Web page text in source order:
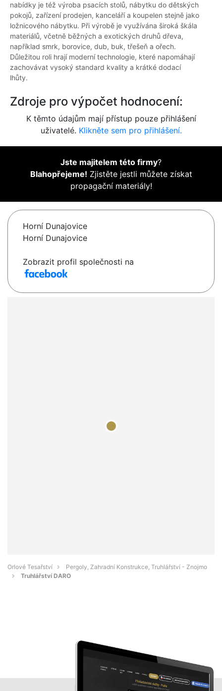
nabídky je též výroba psacích stolů, nábytku do dětských
pokojů, zařízení prodejen, kanceláří a koupelen stejně jako
ložnicového nábytku. Při výrobě je využívána široká škála
materiálů, včetně běžných a exotických druhů dřeva,
například smrk, borovice, dub, buk, třešeň a ořech.
Důležitou roli hrají moderní technologie, které napomáhají
zachovávat vysoký standard kvality a krátké dodací
lhůty.
Zdroje pro výpočet hodnocení:
K těmto údajům mají přístup pouze přihlášení
uživatelé. Klikněte sem pro přihlášení.
Jste majitelem této firmy?
Blahopřejeme! Zjistěte jestli můžete získat
propagační materiály!
Horní Dunajovice
Horní Dunajovice
Zobrazit profil společnosti na
Orlové Tesařství
Pergoly, Zahradní Konstrukce, Truhlářství - Znojmo
Truhlářství DARO